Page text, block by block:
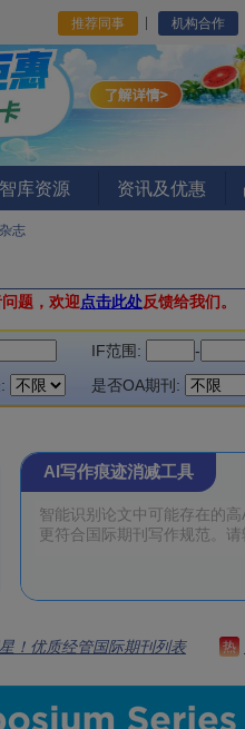
推荐同事 机构合作
智库资源 资讯及优惠
志
题，欢迎点击此处反馈给我们。
IF范围: -
是否OA期刊:
AI写作痕迹消减工具
！优质经管国际期刊列表 热